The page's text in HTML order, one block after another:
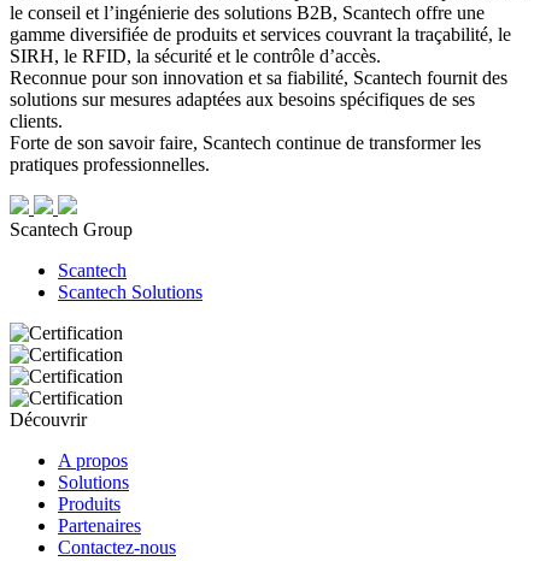
le conseil et l’ingénierie des solutions B2B, Scantech offre une
gamme diversifiée de produits et services couvrant la traçabilité, le
SIRH, le RFID, la sécurité et le contrôle d’accès.
Reconnue pour son innovation et sa fiabilité, Scantech fournit des
solutions sur mesures adaptées aux besoins spécifiques de ses
clients.
Forte de son savoir faire, Scantech continue de transformer les
pratiques professionnelles.
Scantech Group
Scantech
Scantech Solutions
Découvrir
A propos
Solutions
Produits
Partenaires
Contactez-nous